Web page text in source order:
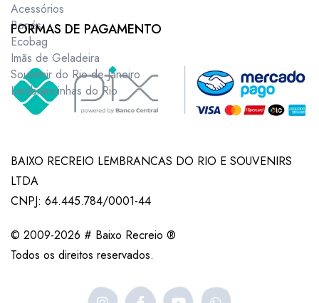
Acessórios
Bonés
Ecobag
Imãs de Geladeira
Souvenir do Rio de Janeiro
Lembrancinhas do Rio
FORMAS DE PAGAMENTO
BAIXO RECREIO LEMBRANCAS DO RIO E SOUVENIRS
LTDA
CNPJ: 64.445.784/0001-44
© 2009-2026 # Baixo Recreio ®
Todos os direitos reservados.